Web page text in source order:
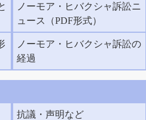
ノーモア・ヒバクシャ訴訟ニ
ュース（PDF形式）
ノーモア・ヒバクシャ訴訟の
経過
抗議・声明など